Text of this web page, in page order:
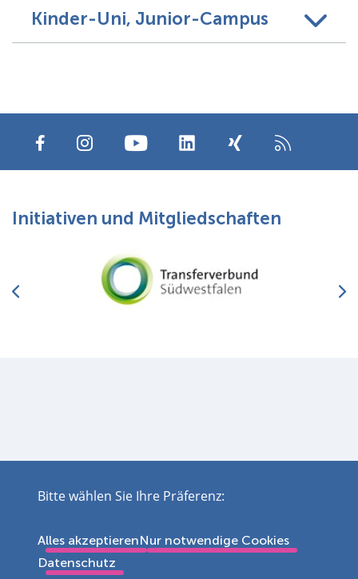
Kinder-Uni, Junior-Campus
Initiativen und Mitgliedschaften
Impressum Datenschutz
Disclaimer
Kontakt
Cookie Einstellungen 4892488
Bitte wählen Sie Ihre Präferenz:
Alles akzeptierenNur notwendige Cookies
Datenschutz